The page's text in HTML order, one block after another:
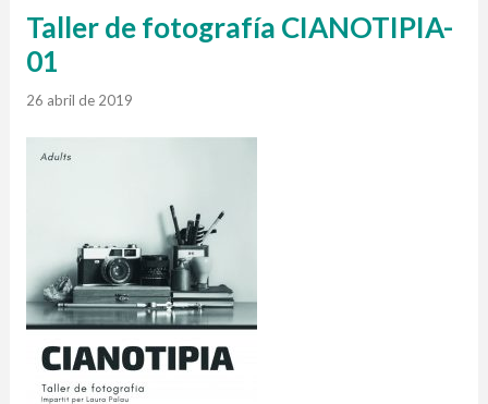
Taller de fotografía CIANOTIPIA-
01
26 abril de 2019